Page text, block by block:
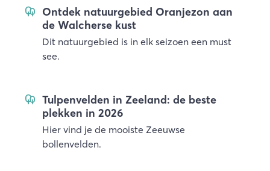
Ontdek natuurgebied Oranjezon aan
de Walcherse kust
Dit natuurgebied is in elk seizoen een must
see.
Tulpenvelden in Zeeland: de beste
plekken in 2026
Hier vind je de mooiste Zeeuwse
bollenvelden.